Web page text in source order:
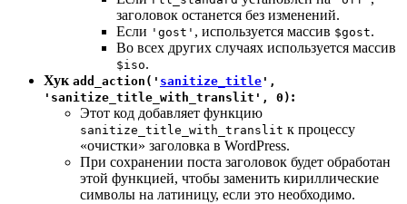
заголовок останется без изменений.
Если 'gost' , используется массив $gost.
Во всех других случаях используется массив
$iso.
Хук add_action(' sanitize_title ',
'sanitize_title_with_translit', 0) :
Этот код добавляет функцию
sanitize_title_with_translit к процессу
«очистки» заголовка в WordPress.
При сохранении поста заголовок будет обработан
этой функцией, чтобы заменить кириллические
символы на латиницу, если это необходимо.